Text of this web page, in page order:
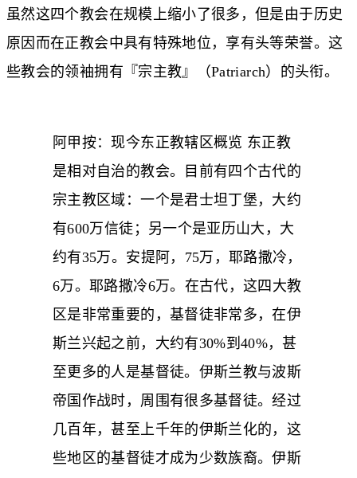
虽然这四个教会在规模上缩小了很多，但是由于历史
原因而在正教会中具有特殊地位，享有头等荣誉。这
些教会的领袖拥有『宗主教』（Patriarch）的头衔。
阿甲按：现今东正教辖区概览 东正教
是相对自治的教会。目前有四个古代的
宗主教区域：一个是君士坦丁堡，大约
有600万信徒；另一个是亚历山大，大
约有35万。安提阿，75万，耶路撒冷，
6万。耶路撒冷6万。在古代，这四大教
区是非常重要的，基督徒非常多，在伊
斯兰兴起之前，大约有30%到40%，甚
至更多的人是基督徒。伊斯兰教与波斯
帝国作战时，周围有很多基督徒。经过
几百年，甚至上千年的伊斯兰化的，这
些地区的基督徒才成为少数族裔。伊斯